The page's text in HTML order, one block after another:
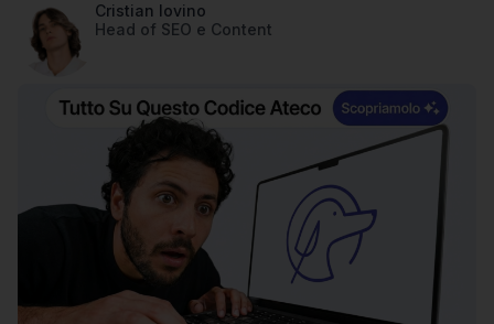
Cristian Iovino
Head of SEO e Content